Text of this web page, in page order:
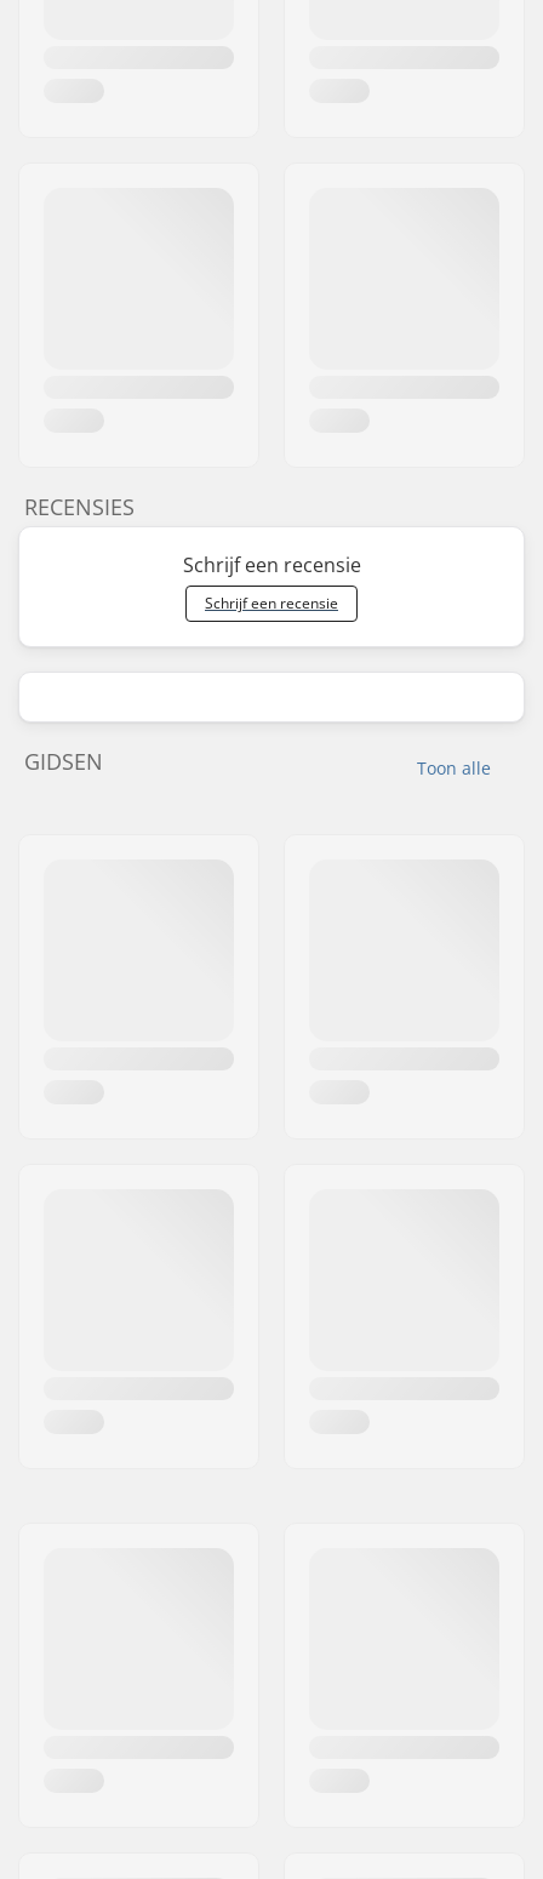
RECENSIES
Schrijf een recensie
Schrijf een recensie
Toon alle
GIDSEN